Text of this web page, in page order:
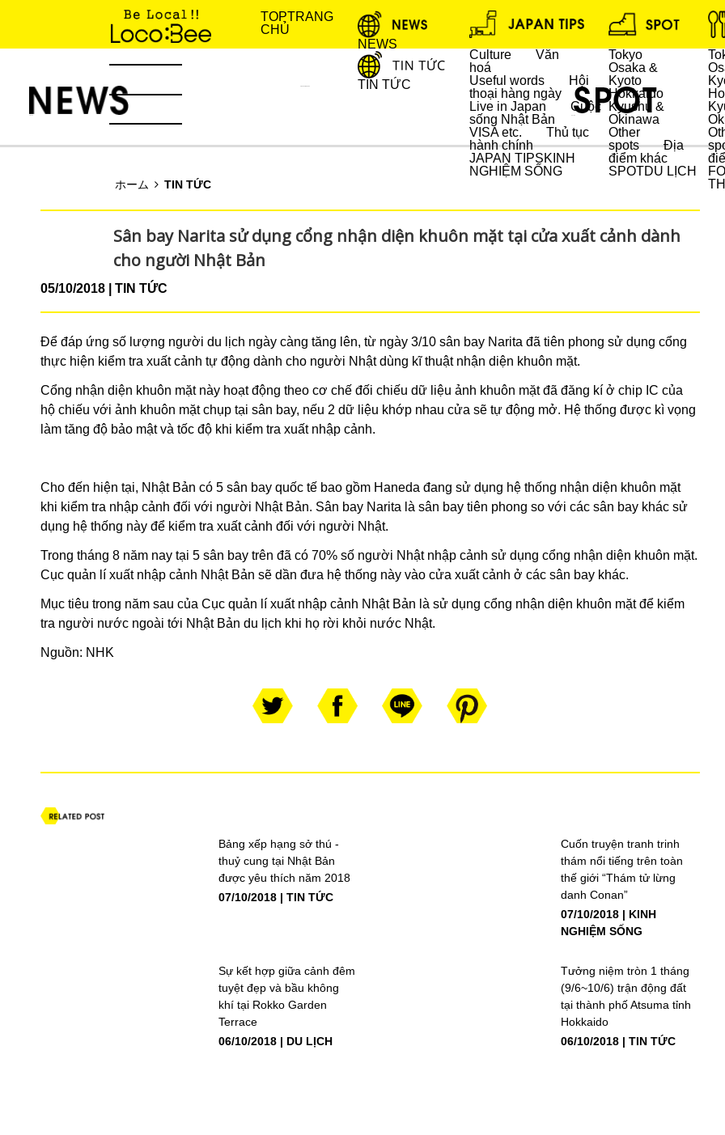
TOPTRANG
CHỦ
NEWS
TIN TỨC
Culture
Văn
hoá
Useful words
Hội
thoại hàng ngày
Live in Japan
Cuộc
sống Nhật Bản
VISA etc.
Thủ tục
hành chính
JAPAN TIPSKINH
NGHIỆM SỐNG
Tokyo
Osaka &
Kyoto
Hokkaido
Kyushu &
Okinawa
Other
spots
Địa
điểm khác
SPOTDU LỊCH
ホーム TIN TỨC
Sân bay Narita sử dụng cổng nhận diện khuôn mặt tại cửa xuất cảnh dành
cho người Nhật Bản
05/10/2018 TIN TỨC
Để đáp ứng số lượng người du lịch ngày càng tăng lên, từ ngày 3/10 sân bay Narita đã tiên phong sử dụng cổng
thực hiện kiểm tra xuất cảnh tự động dành cho người Nhật dùng kĩ thuật nhận diện khuôn mặt.
Cổng nhận diện khuôn mặt này hoạt động theo cơ chế đối chiếu dữ liệu ảnh khuôn mặt đã đăng kí ở chip IC của
hộ chiếu với ảnh khuôn mặt chụp tại sân bay, nếu 2 dữ liệu khớp nhau cửa sẽ tự động mở. Hệ thống được kì vọng
làm tăng độ bảo mật và tốc độ khi kiểm tra xuất nhập cảnh.
Cho đến hiện tại, Nhật Bản có 5 sân bay quốc tế bao gồm Haneda đang sử dụng hệ thống nhận diện khuôn mặt
khi kiểm tra nhập cảnh đối với người Nhật Bản. Sân bay Narita là sân bay tiên phong so với các sân bay khác sử
dụng hệ thống này để kiểm tra xuất cảnh đối với người Nhật.
Trong tháng 8 năm nay tại 5 sân bay trên đã có 70% số người Nhật nhập cảnh sử dụng cổng nhận diện khuôn mặt.
Cục quản lí xuất nhập cảnh Nhật Bản sẽ dần đưa hệ thống này vào cửa xuất cảnh ở các sân bay khác.
Mục tiêu trong năm sau của Cục quản lí xuất nhập cảnh Nhật Bản là sử dụng cổng nhận diện khuôn mặt để kiểm
tra người nước ngoài tới Nhật Bản du lịch khi họ rời khỏi nước Nhật.
Nguồn: NHK
Bảng xếp hạng sở thú -
thuỷ cung tại Nhật Bản
được yêu thích năm 2018
07/10/2018
TIN TỨC
Cuốn truyện tranh trinh
thám nổi tiếng trên toàn
thế giới “Thám tử lừng
danh Conan”
07/10/2018
KINH
NGHIỆM SỐNG
Sự kết hợp giữa cảnh đêm
tuyệt đẹp và bầu không
khí tại Rokko Garden
Terrace
06/10/2018
DU LỊCH
Tưởng niệm tròn 1 tháng
(9/6~10/6) trận động đất
tại thành phố Atsuma tỉnh
Hokkaido
06/10/2018
TIN TỨC